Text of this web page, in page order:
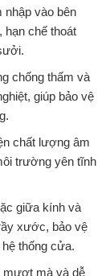
vào bên
hạn chế thoát
chống thấm và
giúp bảo vệ
chất lượng âm
trường yên tĩnh
giữa kính và
xước, bảo vệ
thống cửa.
mượt mà và dễ